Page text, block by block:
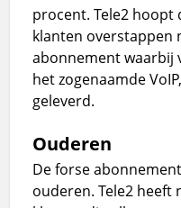
procent. Tele2
klanten overstappen
abonnement waarbij
het zogenaamde
geleverd.
Ouderen
De forse
ouderen. Tele2 heeft